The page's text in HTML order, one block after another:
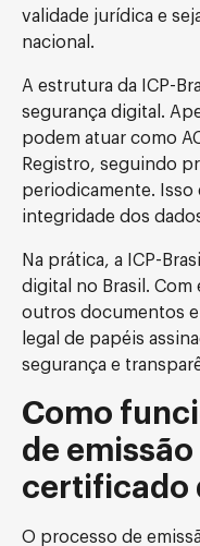
validade jurídica e
nacional.
A estrutura da ICP-
segurança digital.
podem atuar como
Registro, seguindo
periodicamente. Isso
integridade dos
Na prática, a ICP-
digital no Brasil.
outros documentos
legal de papéis
segurança e
Como
de emissão
certificado
O processo de